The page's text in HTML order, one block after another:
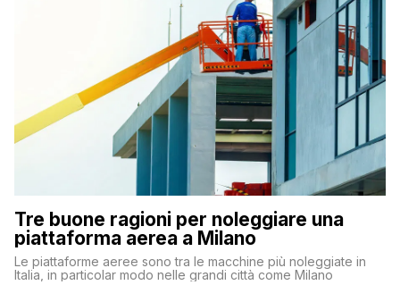
Tre buone ragioni per noleggiare una
piattaforma aerea a Milano
Le piattaforme aeree sono tra le macchine più noleggiate in
Italia, in particolar modo nelle grandi città come Milano